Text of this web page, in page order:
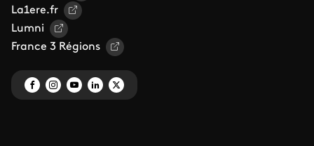
La1ere.fr
Lumni
France 3 Régions